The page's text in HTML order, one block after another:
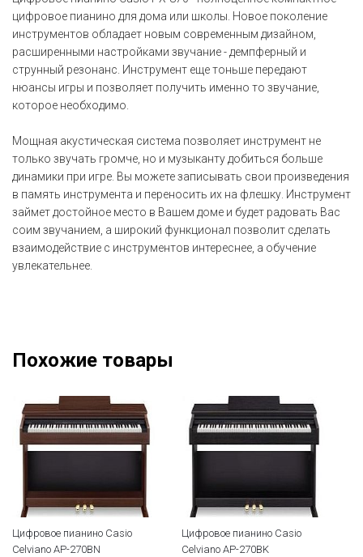
цифровое пианино для дома или школы. Новое поколение
инструментов обладает новым современным дизайном,
расширенными настройками звучание - демпферный и
струнный резонанс. Инструмент еще тоньше передают
нюансы игры и позволяет получить именно то звучание,
которое необходимо.
Мощная акустическая система позволяет инструмент не
только звучать громче, но и музыканту добиться больше
динамики при игре. Вы можете записывать свои произведения
в память инструмента и переносить их на флешку. Инструмент
займет достойное место в Вашем доме и будет радовать Вас
соим звучанием, а широкий функционал позволит сделать
взаимодействие с инструментов интереснее, а обучение
увлекательнее.
Похожие товары
Цифровое пианино Casio
Celviano AP-270BN
Цифровое пианино Casio
Celviano AP-270BK